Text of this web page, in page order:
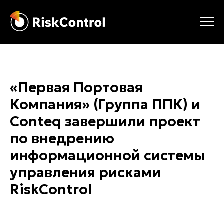
«Первая Портовая
Компания» (Группа ППК) и
Conteq завершили проект
по внедрению
информационной системы
управления рисками
RiskControl